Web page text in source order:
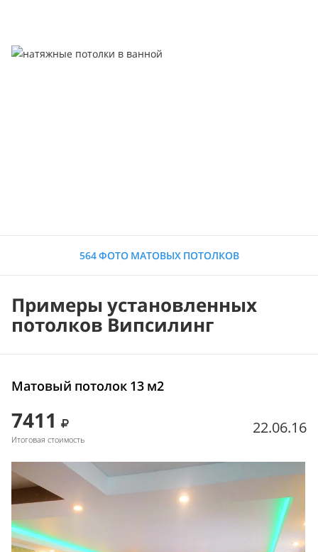
564 ФОТО МАТОВЫХ ПОТОЛКОВ
Примеры установленных
потолков Випсилинг
Матовый потолок 13 м2
7411
Итоговая стоимость
22.06.16